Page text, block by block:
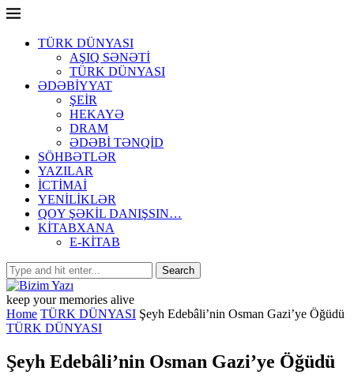
TÜRK DÜNYASI
AŞIQ SƏNƏTİ
TÜRK DÜNYASI
ƏDƏBİYYAT
ŞEİR
HEKAYƏ
DRAM
ƏDƏBİ TƏNQİD
SÖHBƏTLƏR
YAZILAR
İCTİMAİ
YENİLİKLƏR
QOY ŞƏKİL DANIŞSIN…
KİTABXANA
E-KİTAB
keep your memories alive
Home TÜRK DÜNYASI Şeyh Edebâli’nin Osman Gazi’ye Öğüdü
TÜRK DÜNYASI
Şeyh Edebâli’nin Osman Gazi’ye Öğüdü